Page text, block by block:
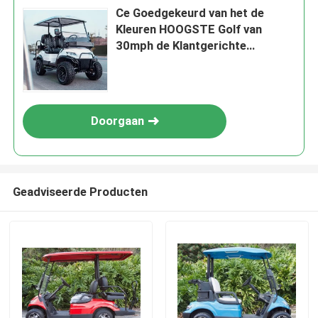
Ce Goedgekeurd van het de
Kleuren HOOGSTE Golf van
30mph de Klantgerichte
Doorgaan
Geadviseerde Producten